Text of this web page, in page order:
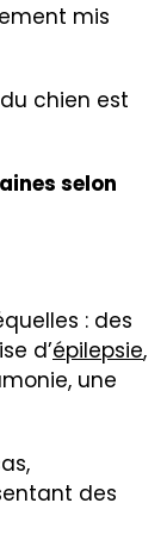
mis
chien est
selon
: des
d’épilepsie,
une
des